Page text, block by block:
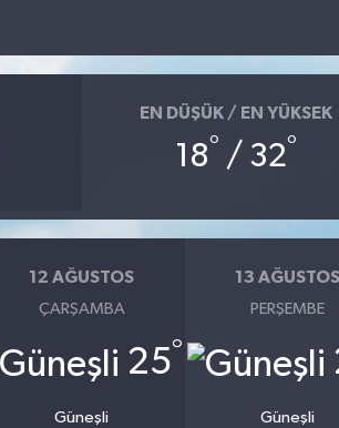
EN DÜŞÜK / EN YÜKSEK
18° / 32°
12 AĞUSTOS
ÇARŞAMBA
25°
Güneşli
13 AĞUSTOS
PERŞEMBE
Güneşli